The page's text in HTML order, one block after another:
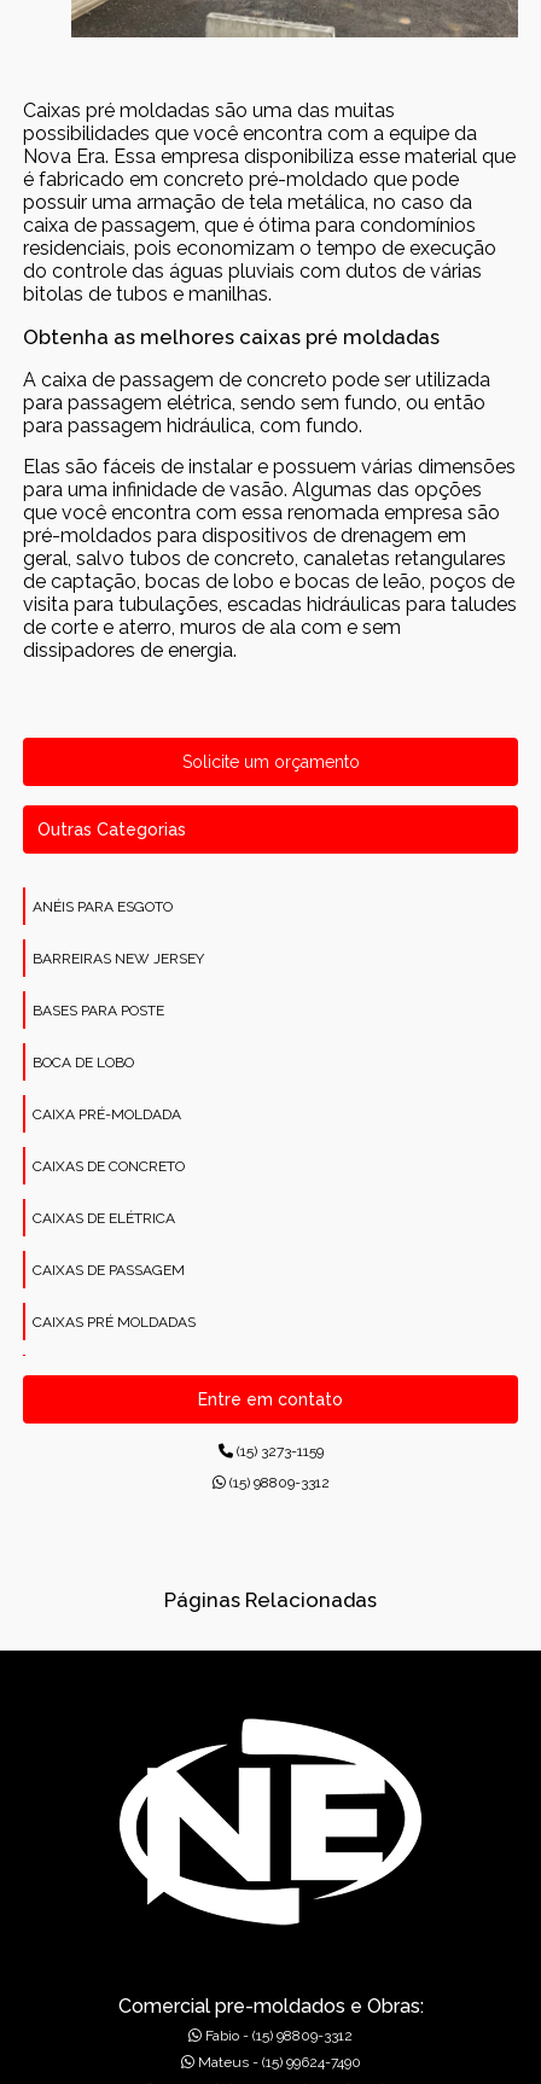
Caixas pré moldadas são uma das muitas
possibilidades que você encontra com a equipe da
Nova Era. Essa empresa disponibiliza esse material que
é fabricado em concreto pré-moldado que pode
possuir uma armação de tela metálica, no caso da
caixa de passagem, que é ótima para condomínios
residenciais, pois economizam o tempo de execução
do controle das águas pluviais com dutos de várias
bitolas de tubos e manilhas.
Obtenha as melhores caixas pré moldadas
A caixa de passagem de concreto pode ser utilizada
para passagem elétrica, sendo sem fundo, ou então
para passagem hidráulica, com fundo.
Elas são fáceis de instalar e possuem várias dimensões
para uma infinidade de vasão. Algumas das opções
que você encontra com essa renomada empresa são
pré-moldados para dispositivos de drenagem em
geral, salvo tubos de concreto, canaletas retangulares
de captação, bocas de lobo e bocas de leão, poços de
visita para tubulações, escadas hidráulicas para taludes
de corte e aterro, muros de ala com e sem
dissipadores de energia.
Solicite um orçamento
Outras Categorias
ANÉIS PARA ESGOTO
BARREIRAS NEW JERSEY
BASES PARA POSTE
BOCA DE LOBO
CAIXA PRÉ-MOLDADA
CAIXAS DE CONCRETO
CAIXAS DE ELÉTRICA
CAIXAS DE PASSAGEM
CAIXAS PRÉ MOLDADAS
CANALETAS PRÉ-MOLDADAS RETANGULARES
CONCRETO PARA CONSTRUÇÕES
CONCRETO USINADO INDUSTRIAL
FÁBRICA DE PRÉ-MOLDADOS
GÁRGULAS PRÉ-MOLDADAS
GRELHAS PARA BOCA DE LEÃO
MUROS DE ALA PRÉ-MOLDADOS
Entre em contato
(15) 3273-1159
(15) 98809-3312
Páginas Relacionadas
Comercial pre-moldados e Obras:
Fabio - (15) 98809-3312
Mateus - (15) 99624-7490